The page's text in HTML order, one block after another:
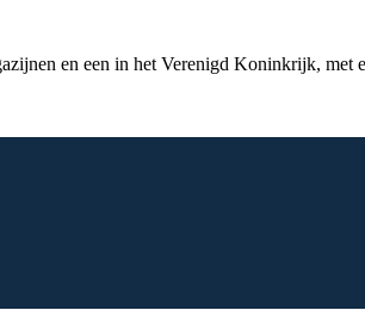
en een in het Verenigd Koninkrijk, met